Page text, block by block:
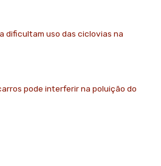
dificultam uso das ciclovias na
pode interferir na poluição do